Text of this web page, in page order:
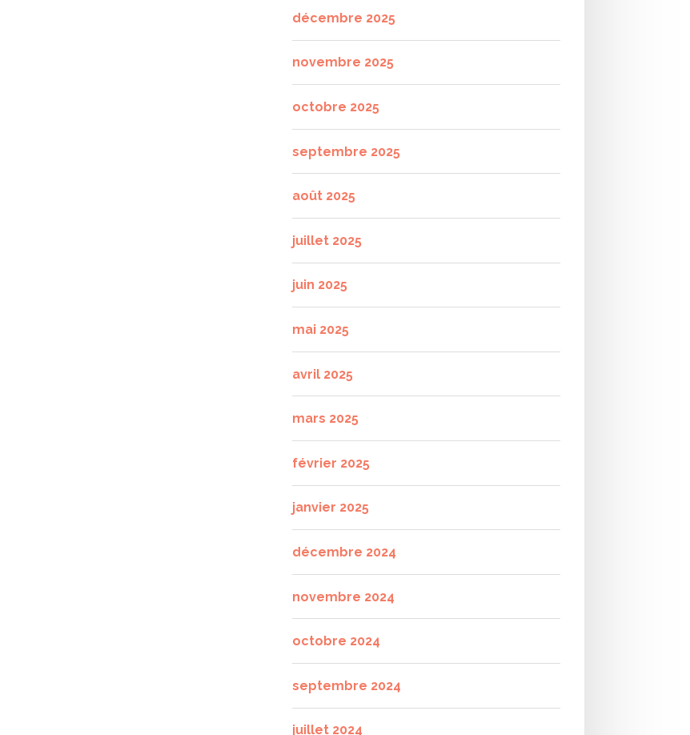
décembre 2025
novembre 2025
octobre 2025
septembre 2025
août 2025
juillet 2025
juin 2025
mai 2025
avril 2025
mars 2025
février 2025
janvier 2025
décembre 2024
novembre 2024
octobre 2024
septembre 2024
juillet 2024